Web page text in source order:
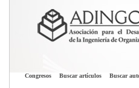
Congresos Buscar artículos Buscar